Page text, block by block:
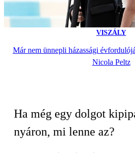
VISZÁLY
Már nem ünnepli házassági
Nicola Peltz
Ha még egy dolgot
nyáron, mi lenne az?